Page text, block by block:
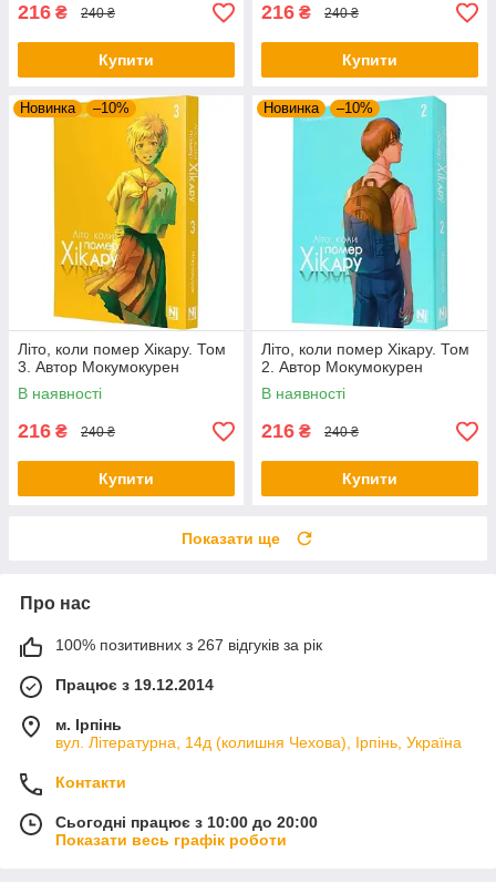
216 ₴ 240 ₴
Купити
216 ₴ 240 ₴
Купити
Новинка –10%
Літо, коли помер Хікару. Том
3. Автор Мокумокурен
В наявності
216 ₴ 240 ₴
Купити
Новинка –10%
Літо, коли помер Хікару. Том
2. Автор Мокумокурен
В наявності
216 ₴ 240 ₴
Купити
Показати ще
Про нас
100% позитивних з 267 відгуків за рік
Працює з 19.12.2014
м. Ірпінь
вул. Літературна, 14д (колишня Чехова), Ірпінь, Україна
Контакти
Сьогодні працює з 10:00 до 20:00
Показати весь графік роботи